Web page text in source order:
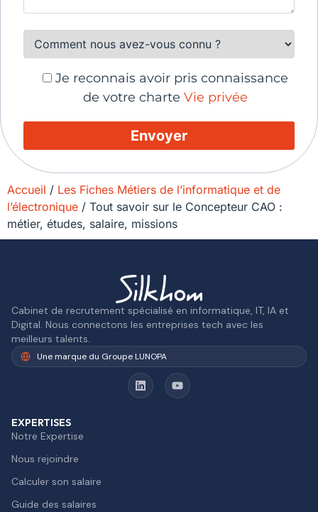
Je reconnais avoir pris connaissance
de votre charte Vie privée
Accueil / Les Fiches Métiers de l’informatique et de
l’électronique / Tout savoir sur le Concepteur CAO :
métier, études, salaire, missions
Cabinet de recrutement spécialisé en informatique, IT, IA et
Digital. Nous connectons les entreprises tech avec les
meilleurs talents.
Une marque du Groupe LUNOPA
EXPERTISES
Notre Expertise
Nous rejoindre
Calculer son salaire
Guide des salaires